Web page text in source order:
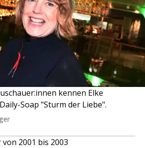
kennen Elke
Soap "Sturm der Liebe".
2001 bis 2003